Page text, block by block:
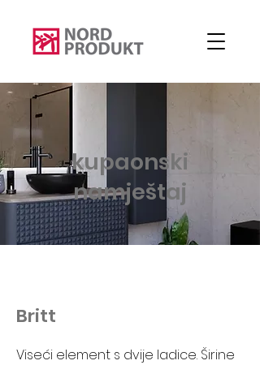
kupaonski
namještaj
Britt
Viseći element s dvije ladice. Širine